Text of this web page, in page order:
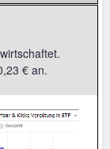
€ an.